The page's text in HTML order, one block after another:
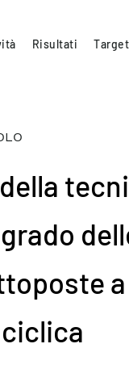
Risultati Target
a